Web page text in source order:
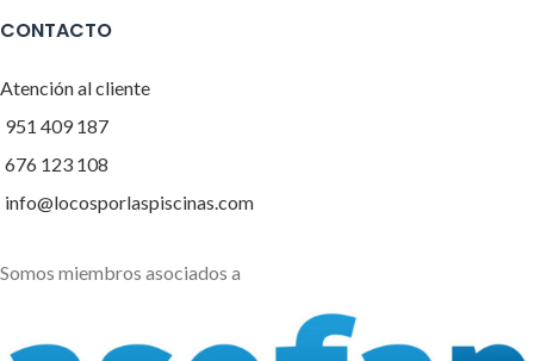
CONTACTO
Atención al cliente
951 409 187
676 123 108
info@locosporlaspiscinas.com
Somos miembros asociados a